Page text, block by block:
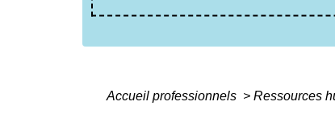
Accueil professionnels > Ressources